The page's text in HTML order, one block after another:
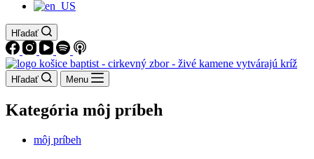
Hľadať
Hľadať Menu
Kategória môj príbeh
môj príbeh